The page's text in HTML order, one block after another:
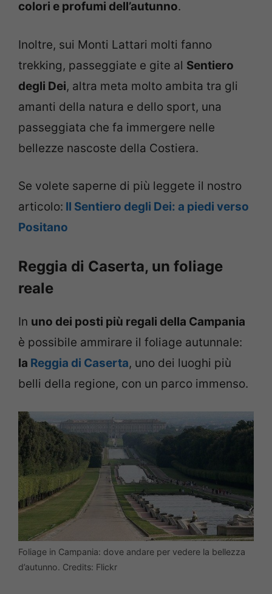
colori e profumi dell’autunno.
Inoltre, sui Monti Lattari molti fanno
trekking, passeggiate e gite al Sentiero
degli Dei, altra meta molto ambita tra gli
amanti della natura e dello sport, una
passeggiata che fa immergere nelle
bellezze nascoste della Costiera.
Se volete saperne di più leggete il nostro
articolo: Il Sentiero degli Dei: a piedi verso
Positano
Reggia di Caserta, un foliage
reale
In uno dei posti più regali della Campania
è possibile ammirare il foliage autunnale:
la Reggia di Caserta, uno dei luoghi più
belli della regione, con un parco immenso.
Foliage in Campania: dove andare per vedere la bellezza
d’autunno. Credits: Flickr